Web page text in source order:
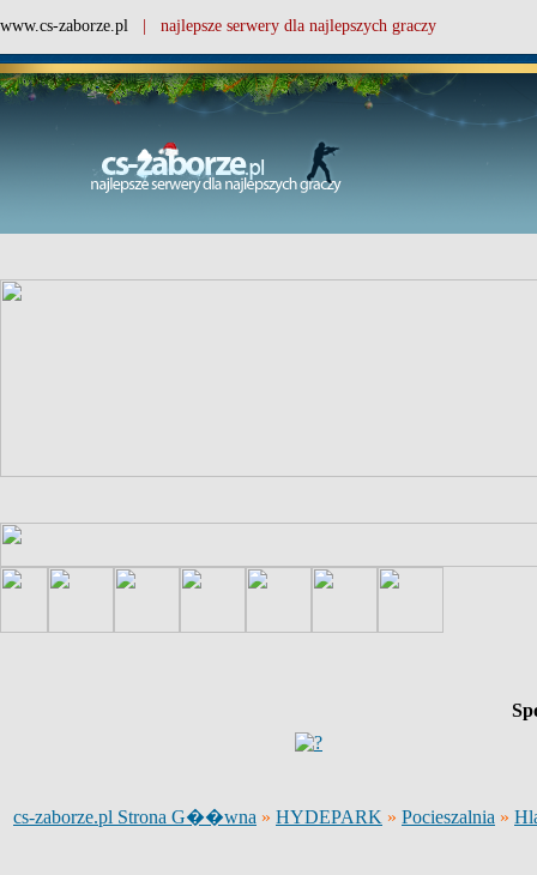
www.cs-zaborze.pl | najlepsze serwery dla najlepszych graczy
cs-zaborze.pl Strona G��wna » HYDEPARK » Pocieszalnia »